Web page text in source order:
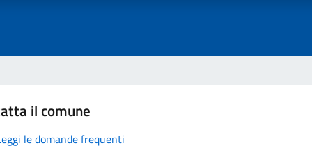
il comune
le domande frequenti